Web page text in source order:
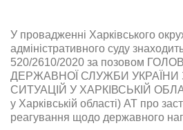
У провадженні Харківського
адміністративного суду
520/2610/2020 за позовом
ДЕРЖАВНОЇ СЛУЖБИ
СИТУАЦІЙ У ХАРКІВСЬКІЙ
у Харківській області) АТ про
реагування щодо державного